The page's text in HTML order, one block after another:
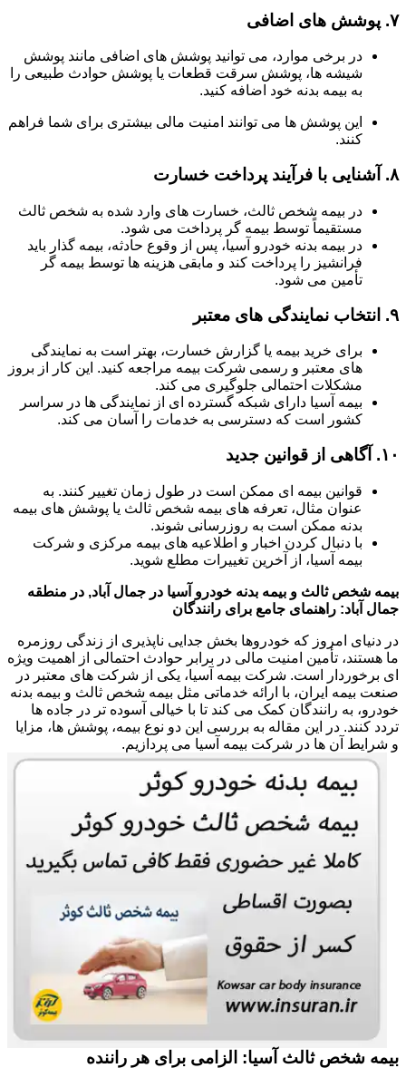
۷. پوشش های اضافی
در برخی موارد، می توانید پوشش های اضافی مانند پوشش
شیشه ها، پوشش سرقت قطعات یا پوشش حوادث طبیعی را
به بیمه بدنه خود اضافه کنید.
این پوشش ها می توانند امنیت مالی بیشتری برای شما فراهم
کنند.
۸. آشنایی با فرآیند پرداخت خسارت
در بیمه شخص ثالث، خسارت های وارد شده به شخص ثالث
مستقیماً توسط بیمه گر پرداخت می شود.
در بیمه بدنه خودرو آسیا، پس از وقوع حادثه، بیمه گذار باید
فرانشیز را پرداخت کند و مابقی هزینه ها توسط بیمه گر
تأمین می شود.
۹. انتخاب نمایندگی های معتبر
برای خرید بیمه یا گزارش خسارت، بهتر است به نمایندگی
های معتبر و رسمی شرکت بیمه مراجعه کنید. این کار از بروز
مشکلات احتمالی جلوگیری می کند.
بیمه آسیا دارای شبکه گسترده ای از نمایندگی ها در سراسر
کشور است که دسترسی به خدمات را آسان می کند.
۱۰. آگاهی از قوانین جدید
قوانین بیمه ای ممکن است در طول زمان تغییر کنند. به
عنوان مثال، تعرفه های بیمه شخص ثالث یا پوشش های بیمه
بدنه ممکن است به روزرسانی شوند.
با دنبال کردن اخبار و اطلاعیه های بیمه مرکزی و شرکت
بیمه آسیا، از آخرین تغییرات مطلع شوید.
بیمه شخص ثالث و بیمه بدنه خودرو آسیا در جمال آباد, در منطقه
جمال آباد: راهنمای جامع برای رانندگان
در دنیای امروز که خودروها بخش جدایی ناپذیری از زندگی روزمره
ما هستند، تأمین امنیت مالی در برابر حوادث احتمالی از اهمیت ویژه
ای برخوردار است. شرکت بیمه آسیا، یکی از شرکت های معتبر در
صنعت بیمه ایران، با ارائه خدماتی مثل بیمه شخص ثالث و بیمه بدنه
خودرو، به رانندگان کمک می کند تا با خیالی آسوده تر در جاده ها
تردد کنند. در این مقاله به بررسی این دو نوع بیمه، پوشش ها، مزایا
و شرایط آن ها در شرکت بیمه آسیا می پردازیم.
بیمه شخص ثالث آسیا: الزامی برای هر راننده